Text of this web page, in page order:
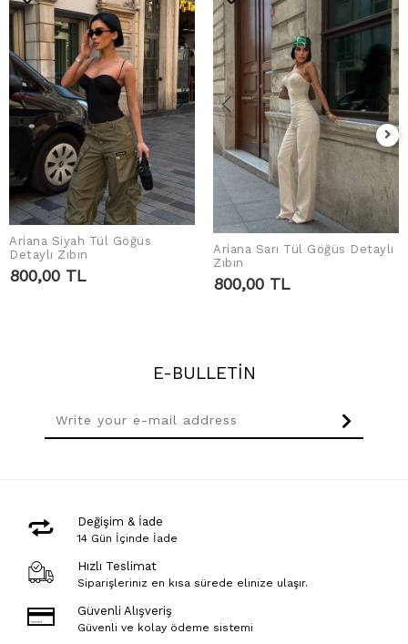
ADD TO CART
Ariana Siyah Tül Göğüs
Detaylı Zıbın
800,00 TL
ADD TO CART
Ariana Sarı Tül Göğüs Detaylı
Zıbın
800,00 TL
E-BULLETİN
Değişim & İade
14 Gün İçinde İade
Hızlı Teslimat
Siparişleriniz en kısa sürede elinize ulaşır.
Güvenli Alışveriş
Güvenli ve kolay ödeme sistemi